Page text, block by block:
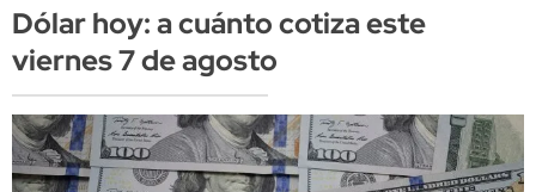
Dólar hoy: a cuánto cotiza este
viernes 7 de agosto